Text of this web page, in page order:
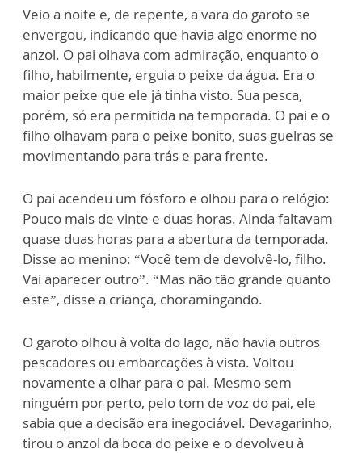
Veio a noite e, de repente, a vara do garoto se
envergou, indicando que havia algo enorme no
anzol. O pai olhava com admiração, enquanto o
filho, habilmente, erguia o peixe da água. Era o
maior peixe que ele já tinha visto. Sua pesca,
porém, só era permitida na temporada. O pai e o
filho olhavam para o peixe bonito, suas guelras se
movimentando para trás e para frente.
O pai acendeu um fósforo e olhou para o relógio:
Pouco mais de vinte e duas horas. Ainda faltavam
quase duas horas para a abertura da temporada.
Disse ao menino: “Você tem de devolvê-lo, filho.
Vai aparecer outro”. “Mas não tão grande quanto
este”, disse a criança, choramingando.
O garoto olhou à volta do lago, não havia outros
pescadores ou embarcações à vista. Voltou
novamente a olhar para o pai. Mesmo sem
ninguém por perto, pelo tom de voz do pai, ele
sabia que a decisão era inegociável. Devagarinho,
tirou o anzol da boca do peixe e o devolveu à